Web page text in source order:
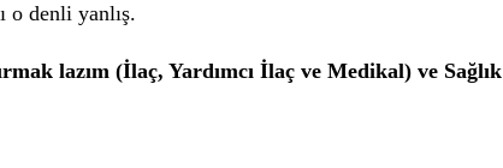
o denli yanlış.
lazım (İlaç, Yardımcı İlaç ve Medikal) ve Sağlık